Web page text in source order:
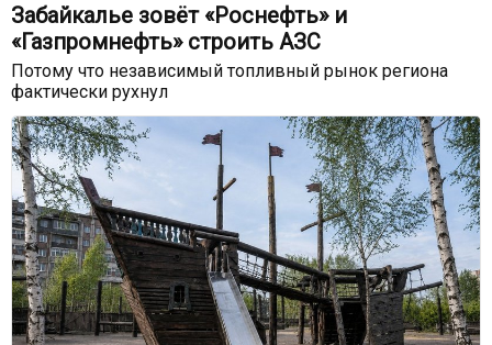
Забайкалье зовёт «Роснефть» и
«Газпромнефть» строить АЗС
Потому что независимый топливный рынок региона
фактически рухнул